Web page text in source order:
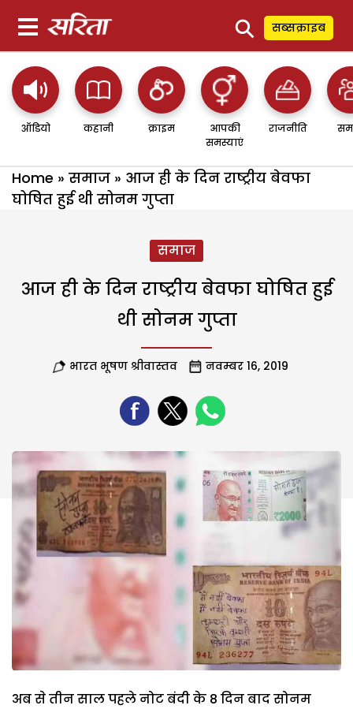
⚲ सब्सक्राइब
ऑडियो कहानी क्राइम
आपकी
समस्याएं
राजनीति
Home » समाज » आज ही के दिन राष्ट्रीय बेवफा
घोषित हुई थी सोनम गुप्ता
समाज
आज ही के दिन राष्ट्रीय बेवफा घोषित हुई
थी सोनम गुप्ता
भारत भूषण श्रीवास्तव नवम्बर 16, 2019
अब से तीन साल पहले नोट बंदी के 8 दिन बाद सोनम